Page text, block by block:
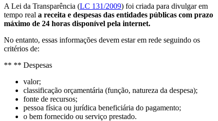
A Lei da Transparência (LC 131/2009) foi criada para divulgar em
tempo real a receita e despesas das entidades públicas com prazo
máximo de 24 horas disponível pela internet.
No entanto, essas informações devem estar em rede seguindo os
critérios de:
** ** Despesas
valor;
classificação orçamentária (função, natureza da despesa);
fonte de recursos;
pessoa física ou jurídica beneficiária do pagamento;
o bem fornecido ou serviço prestado.